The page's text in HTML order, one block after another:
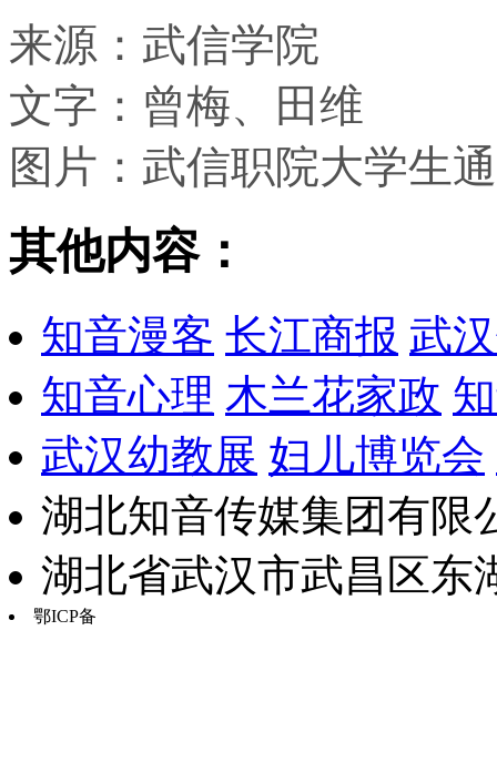
来源：武信学院
文字：曾梅、田维
图片：武信职院大学生
其他内容：
知音漫客 长江商报 武
知音心理 木兰花家政
武汉幼教展 妇儿博览会
湖北知音传媒集团有限
湖北省武汉市武昌区东
鄂ICP备